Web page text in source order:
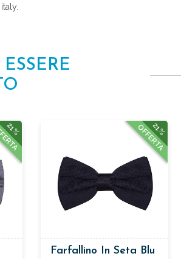
21% 21%
OFFERTA
Farfallino In Seta Blu